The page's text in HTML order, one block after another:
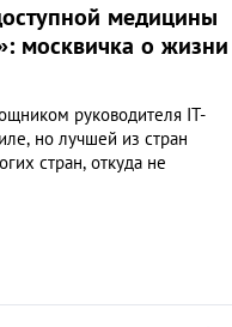
медицины
москвичка о жизни
руководителя IT-
но лучшей из стран
стран, откуда не